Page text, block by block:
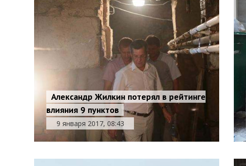
Александр Жилкин потерял в рейтинге
влияния 9 пунктов
9 января 2017, 08:43